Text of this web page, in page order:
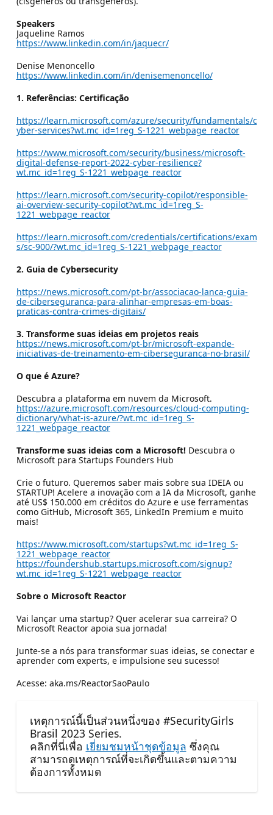
Speakers
Jaqueline Ramos
https://www.linkedin.com/in/jaquecr/
Denise Menoncello
https://www.linkedin.com/in/denisemenoncello/
1. Referências: Certificação
https://learn.microsoft.com/azure/security/fundamentals/c
yber-services?wt.mc_id=1reg_S-1221_webpage_reactor
https://www.microsoft.com/security/business/microsoft-
digital-defense-report-2022-cyber-resilience?
wt.mc_id=1reg_S-1221_webpage_reactor
https://learn.microsoft.com/security-copilot/responsible-
ai-overview-security-copilot?wt.mc_id=1reg_S-
1221_webpage_reactor
https://learn.microsoft.com/credentials/certifications/exam
s/sc-900/?wt.mc_id=1reg_S-1221_webpage_reactor
2. Guia de Cybersecurity
https://news.microsoft.com/pt-br/associacao-lanca-guia-
de-ciberseguranca-para-alinhar-empresas-em-boas-
praticas-contra-crimes-digitais/
3. Transforme suas ideias em projetos reais
https://news.microsoft.com/pt-br/microsoft-expande-
iniciativas-de-treinamento-em-ciberseguranca-no-brasil/
O que é Azure?
Descubra a plataforma em nuvem da Microsoft.
https://azure.microsoft.com/resources/cloud-computing-
dictionary/what-is-azure/?wt.mc_id=1reg_S-
1221_webpage_reactor
Transforme suas ideias com a Microsoft!Descubra o
Microsoft para Startups Founders Hub
Crie o futuro. Queremos saber mais sobre sua IDEIA ou
STARTUP! Acelere a inovação com a IA da Microsoft, ganhe
até US$ 150.000 em créditos do Azure e use ferramentas
como GitHub, Microsoft 365, LinkedIn Premium e muito
mais!
https://www.microsoft.com/startups?wt.mc_id=1reg_S-
1221_webpage_reactor
https://foundershub.startups.microsoft.com/signup?
wt.mc_id=1reg_S-1221_webpage_reactor
Sobre o Microsoft Reactor
Vai lançar uma startup? Quer acelerar sua carreira? O
Microsoft Reactor apoia sua jornada!​
Junte-se a nós para transformar suas ideias, se conectar e
aprender com experts, e impulsione seu sucesso!​
Acesse: aka.ms/ReactorSaoPaulo
เหตุการณ์นี้เป็นส่วนหนึ่งของ #SecurityGirls
Brasil 2023 Series.
คลิกที่นี่เพื่อ เยี่ยมชมหน้าชุดข้อมูล ซึ่งคุณ
สามารถดูเหตุการณ์ที่จะเกิดขึ้นและตามความ
ต้องการทั้งหมด